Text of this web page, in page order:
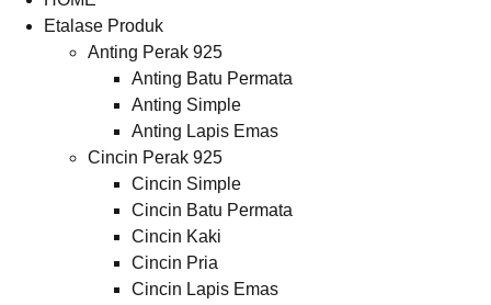
Etalase Produk
Anting Perak 925
Anting Batu Permata
Anting Simple
Anting Lapis Emas
Cincin Perak 925
Cincin Simple
Cincin Batu Permata
Cincin Kaki
Cincin Pria
Cincin Lapis Emas